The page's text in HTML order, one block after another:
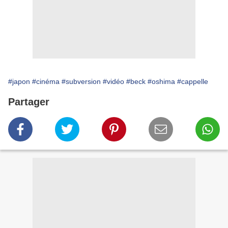
#japon #cinéma #subversion #vidéo #beck #oshima #cappelle
Partager